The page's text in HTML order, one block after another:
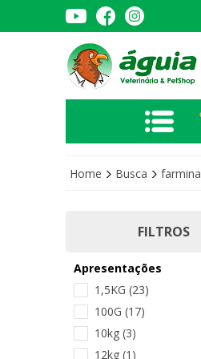
Home Busca farmina
FILTROS
Apresentações
1,5KG (23)
100G (17)
10kg (3)
12kg (1)